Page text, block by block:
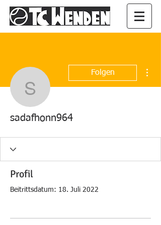
sadafhonn964
Folgen
sadafhonn964
Profil
Beitrittsdatum: 18. Juli 2022